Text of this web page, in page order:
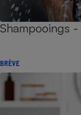
Shampooings
BRÈVE